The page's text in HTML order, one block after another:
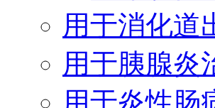
用于消化道
用于胰腺炎